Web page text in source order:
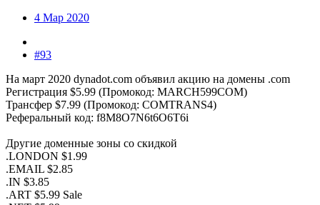
4 Мар 2020
#93
На март 2020 dynadot.com объявил акцию на домены .com
Регистрация $5.99 (Промокод: MARCH599COM)
Трансфер $7.99 (Промокод: COMTRANS4)
Реферальный код: f8M8O7N6t6O6T6i
Другие доменные зоны со скидкой
.LONDON $1.99
.EMAIL $2.85
.IN $3.85
.ART $5.99 Sale